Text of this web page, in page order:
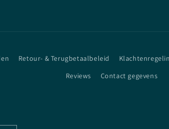
Retour- & Terugbetaalbeleid
Reviews
Contact gegevens